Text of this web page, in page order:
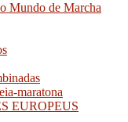
Mundo de Marcha
maratona
EUROPEUS